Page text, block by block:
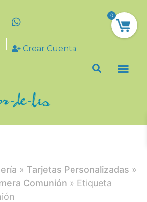
Crear Cuenta
» Tarjetas Personalizadas »
Comunión » Etiqueta
0